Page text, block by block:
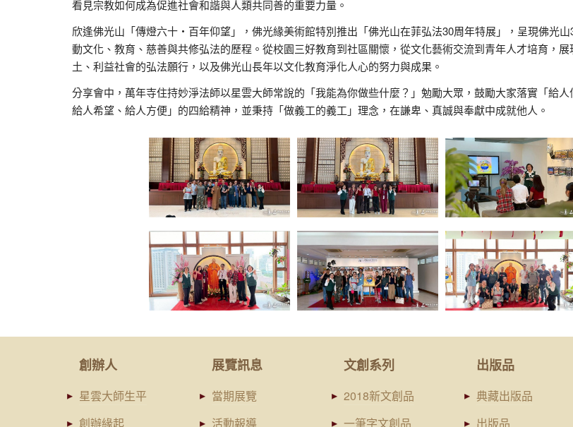
看見宗教如何成為促進社會和諧與人類共同善的重要力量。
欣逢佛光山「傳燈六十・百年仰望」，佛光緣美術館特別推出「佛光山在菲弘法30周年特展」，呈現佛光
動文化、教育、慈善與共修弘法的歷程。從校園三好教育到社區關懷，從文化藝術交流到青年人才培育，
土、利益社會的弘法願行，以及佛光山長年以文化教育淨化人心的努力與成果。
分享會中，萬年寺住持妙淨法師以星雲大師常說的「我能為你做些什麼？」勉勵大眾，鼓勵大家落實「給人
給人希望、給人方便」的四給精神，並秉持「做義工的義工」理念，在謙卑、真誠與奉獻中成就他人。
創辦人
星雲大師生平
創辦緣起
展覽訊息
當期展覽
活動報導
文創系列
2018新文創品
一筆字文創品
出版品
典藏出版品
出版品